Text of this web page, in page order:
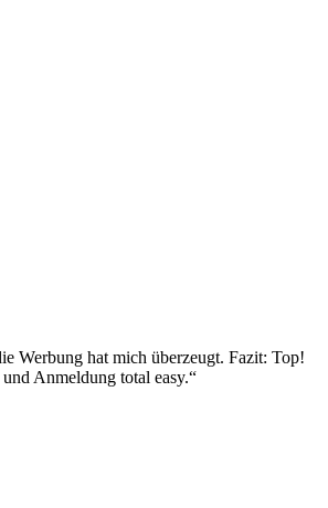
Werbung hat mich überzeugt. Fazit: Top!
Anmeldung total easy.“